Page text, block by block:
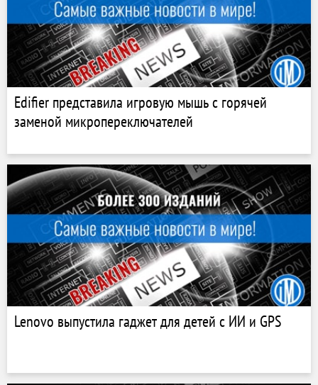
Edifier представила игровую мышь с горячей
заменой микропереключателей
Lenovo выпустила гаджет для детей с ИИ и GPS